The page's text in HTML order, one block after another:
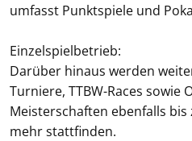
umfasst Punktspiele und
Einzelspielbetrieb:
Darüber hinaus werden
Turniere, TTBW-Races sowie
Meisterschaften ebenfalls
mehr stattfinden.